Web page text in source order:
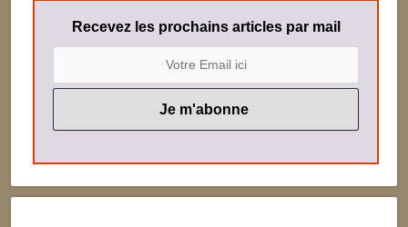
Recevez les prochains articles par mail